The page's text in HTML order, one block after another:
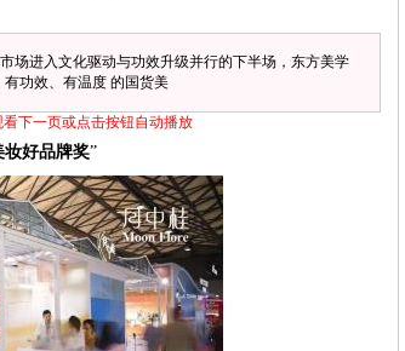
场进入文化驱动与功效升级并行的下半场，东方美学
功效、有温度 的国货美
下一页或点击按钮自动播放
品牌奖”